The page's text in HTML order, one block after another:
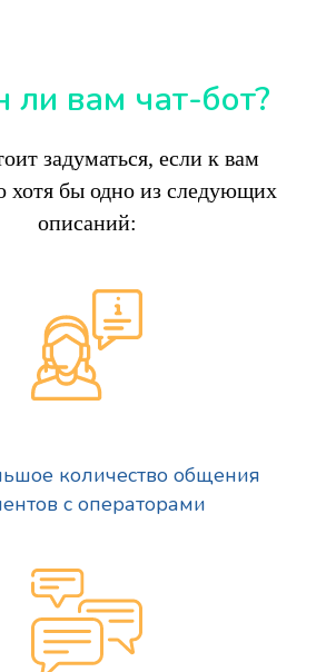
вам чат-бот?
задуматься, если к вам
хотя бы одно из следующих
описаний:
количество общения
с операторами